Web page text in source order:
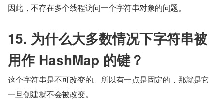
因此，不存在多个线程访问一个字符串对象的问题。
15. 为什么大多数情况下字符串被
用作 HashMap 的键？
这个字符串是不可改变的。所以有一点是固定的，那就是它
一旦创建就不会被改变。